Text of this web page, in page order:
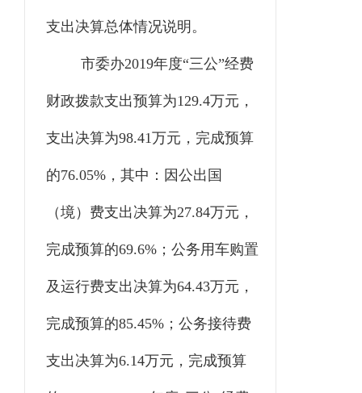
支出决算总体情况说明。
市委办2019年度“三公”经费
财政拨款支出预算为129.4万元，
支出决算为98.41万元，完成预算
的76.05%，其中：因公出国
（境）费支出决算为27.84万元，
完成预算的69.6%；公务用车购置
及运行费支出决算为64.43万元，
完成预算的85.45%；公务接待费
支出决算为6.14万元，完成预算